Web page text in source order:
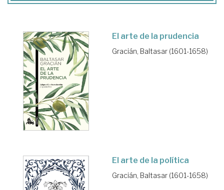
El arte de la prudencia
Gracián, Baltasar (1601-1658)
El arte de la política
Gracián, Baltasar (1601-1658)